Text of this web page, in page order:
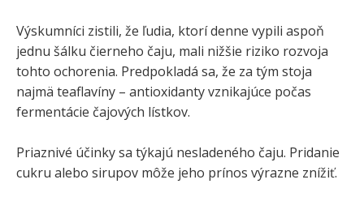
Výskumníci zistili, že ľudia, ktorí denne vypili aspoň
jednu šálku čierneho čaju, mali nižšie riziko rozvoja
tohto ochorenia. Predpokladá sa, že za tým stoja
najmä teaflavíny – antioxidanty vznikajúce počas
fermentácie čajových lístkov.
Priaznivé účinky sa týkajú nesladeného čaju. Pridanie
cukru alebo sirupov môže jeho prínos výrazne znížiť.